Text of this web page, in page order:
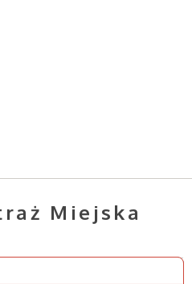
Miejska